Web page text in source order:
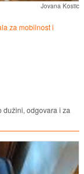
Jovana Kostic
za mobilnost i
dužini, odgovara i za